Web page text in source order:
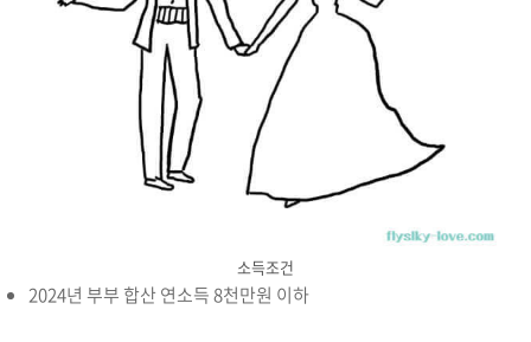
소득조건
2024년 부부 합산 연소득 8천만원 이하